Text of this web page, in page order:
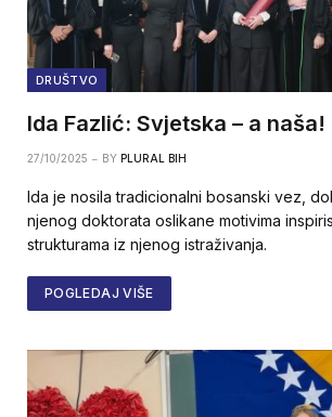
DRUŠTVO
Ida Fazlić: Svjetska – a naša!
27/10/2025 BY PLURAL BIH
Ida je nosila tradicionalni bosanski vez,
njenog doktorata oslikane motivima
strukturama iz njenog istraživanja.
POGLEDAJ VIŠE